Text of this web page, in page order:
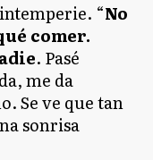
“No
comer.
. Pasé
me da
Se ve que tan
sonrisa